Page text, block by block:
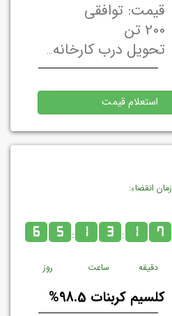
قیمت: توافقی
200 تن
تحویل درب کارخانه/ انبار فروشنده تهران, ایران
استعلام قیمت
زمان انقضاء:
6 5
روز
: 1 3
ساعت
: 1 7
دقیقه
کلسیم کربنات 98.5%